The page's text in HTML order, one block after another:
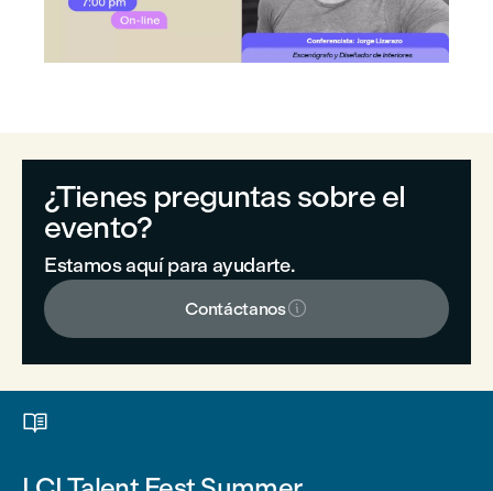
¿Tienes preguntas sobre el
evento?
Estamos aquí para ayudarte.
Contáctanos
